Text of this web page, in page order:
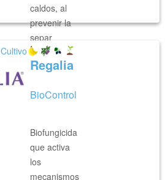
caldos, al
prevenir la
separ
VER MÁS
Regalia
BioControl
Biofungicida
que activa
los
mecanismos
Cultivo